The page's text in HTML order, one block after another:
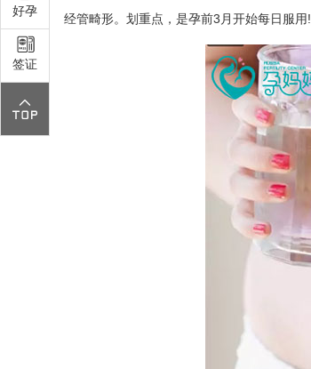
经管畸形。划重点，是孕前3月开始每日服用!
好孕
签证